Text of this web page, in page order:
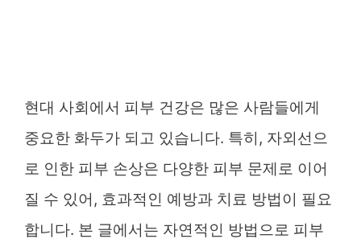
현대 사회에서 피부 건강은 많은 사람들에게
중요한 화두가 되고 있습니다. 특히, 자외선으
로 인한 피부 손상은 다양한 피부 문제로 이어
질 수 있어, 효과적인 예방과 치료 방법이 필요
합니다. 본 글에서는 자연적인 방법으로 피부